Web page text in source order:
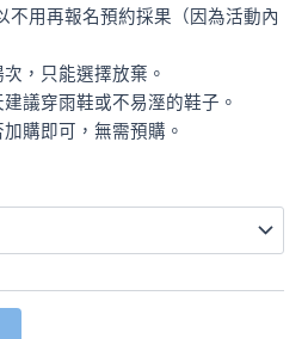
不用再報名預約採果（因為活動內
，只能選擇放棄。
議穿雨鞋或不易溼的鞋子。
購即可，無需預購。